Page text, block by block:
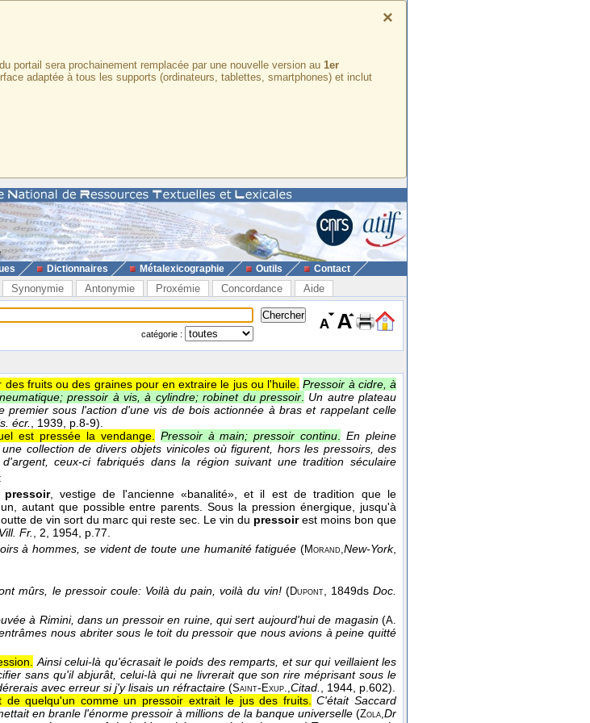
×
portail sera prochainement remplacée par une nouvelle version au 1er
adaptée à tous les supports (ordinateurs, tablettes, smartphones) et inclut
Dictionnaires Métalexicographie Outils Contact
Synonymie Antonymie Proxémie Concordance Aide
catégorie :
des fruits ou des graines pour en extraire le jus ou l'huile. Pressoir à cidre, à
pressoir à vis, à cylindre; robinet du pressoir. Un autre plateau
premier sous l'action d'une vis de bois actionnée à bras et rappelant celle
écr., 1939, p.8-9).
est pressée la vendange. Pressoir à main; pressoir continu. En pleine
collection de divers objets vinicoles où figurent, hors les pressoirs, des
ceux-ci fabriqués dans la région suivant une tradition séculaire
pressoir, vestige de l'ancienne «banalité», et il est de tradition que le
autant que possible entre parents. Sous la pression énergique, jusqu'à
de vin sort du marc qui reste sec. Le vin du pressoirest moins bon que
Vill. Fr. , 2 , 1954 , p.77.
à hommes, se vident de toute une humanité fatiguée (Morand,New-York,
mûrs, le pressoir coule: Voilà du pain, voilà du vin!(Dupont, 1849dsDoc.
à Rimini, dans un pressoir en ruine, qui sert aujourd'hui de magasin(A.
nous abriter sous le toit du pressoir que nous avions à peine quitté
Ainsi celui-là qu'écrasait le poids des remparts, et sur qui veillaient les
sans qu'il abjurât, celui-là qui ne livrerait que son rire méprisant sous le
avec erreur si j'y lisais un réfractaire (Saint- Exup.,Citad. , 1944 , p.602).
quelqu'un comme un pressoir extrait le jus des fruits.
C'était Saccard
en branle l'énorme pressoir à millions de la banque universelle(Zola,Dr